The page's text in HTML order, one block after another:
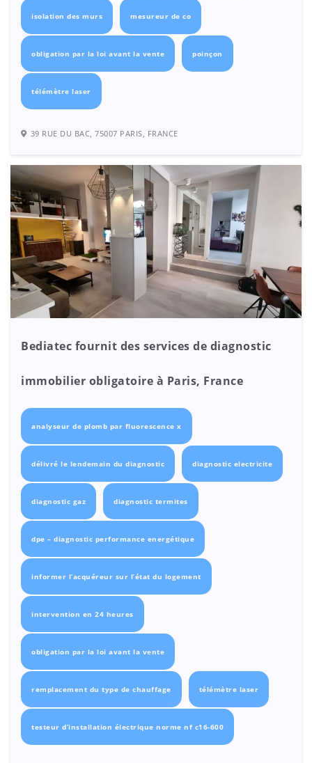
isolation des murs mesureur de co
obligation par la loi avant la vente poinçon
télémètre laser
39 RUE DU BAC, 75007 PARIS, FRANCE
Bediatec fournit des services de diagnostic
immobilier obligatoire à Paris, France
analyseur de plomb par fluorescence x
délivré le lendemain du diagnostic diagnostic electricite
diagnostic gaz diagnostic termites
dpe – diagnostic performance energétique
informer l’acquéreur sur l’état du logement
intervention en 24 heures
obligation par la loi avant la vente
remplacement du type de chauffage télémètre laser
testeur d’installation électrique norme nf c16-600